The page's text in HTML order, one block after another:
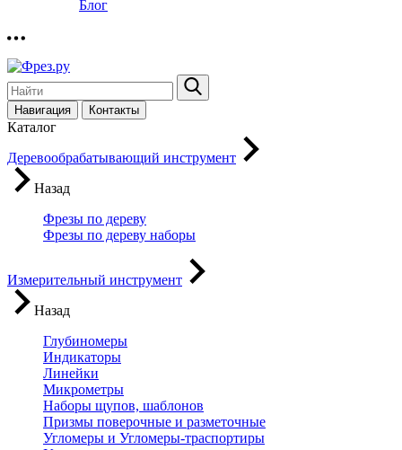
Блог
Навигация Контакты
Каталог
Деревообрабатывающий инструмент
Назад
Фрезы по дереву
Фрезы по дереву наборы
Измерительный инструмент
Назад
Глубиномеры
Индикаторы
Линейки
Микрометры
Наборы щупов, шаблонов
Призмы поверочные и разметочные
Угломеры и Угломеры-траспортиры